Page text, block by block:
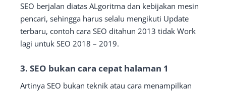
SEO berjalan diatas ALgoritma dan kebijakan mesin
pencari, sehingga harus selalu mengikuti Update
terbaru, contoh cara SEO ditahun 2013 tidak Work
lagi untuk SEO 2018 – 2019.
3. SEO bukan cara cepat halaman 1
Artinya SEO bukan teknik atau cara menampilkan